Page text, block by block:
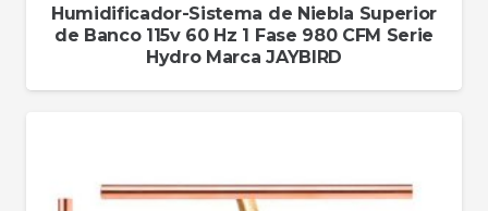
Humidificador-Sistema de Niebla Superior
de Banco 115v 60 Hz 1 Fase 980 CFM Serie
Hydro Marca JAYBIRD